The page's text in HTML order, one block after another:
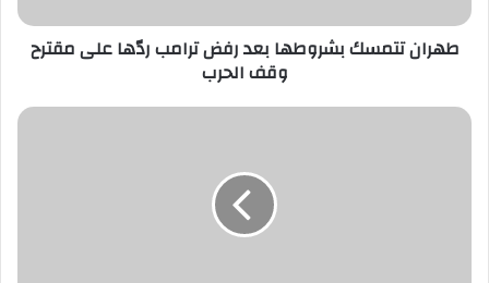
مقترح
وقف
طهران تتمسك بشروطها بعد رفض ترامب ردّها على مقترح
وقف الحرب
القائد